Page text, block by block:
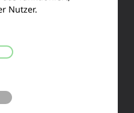
Nutzer.